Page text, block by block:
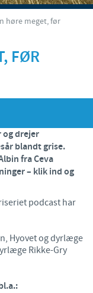
høre meget, før
FØR
og drejer
blandt grise.
fra Ceva
– klik ind og
podcast har
Hyovet og dyrlæge
Rikke-Gry